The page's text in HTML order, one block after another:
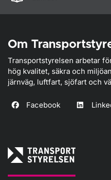
Om
Transportstyrelsen arbetar
hög kvalitet, säkra och
järnväg, luftfart, sjöfart och
Facebook